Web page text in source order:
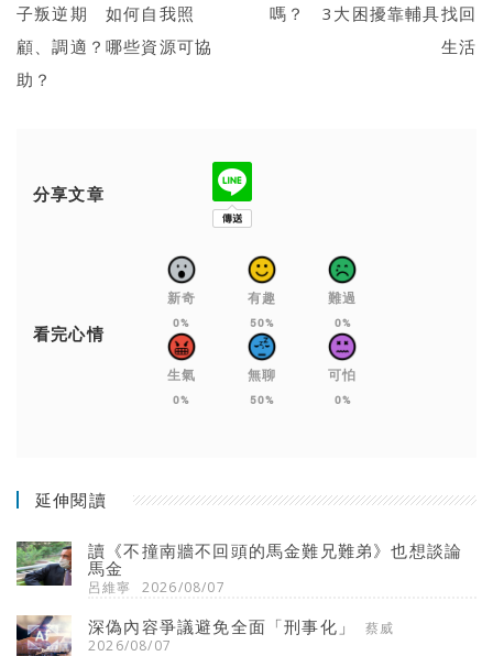
子叛逆期 如何自我照
顧、調適？哪些資源可協
助？
嗎？ 3大困擾靠輔具找回
生活
分享文章
看完心情
新奇
0%
有趣
50%
難過
0%
生氣
0%
無聊
50%
可怕
0%
延伸閱讀
讀《不撞南牆不回頭的馬金難兄難弟》也想談論
馬金
呂維寧 2026/08/07
深偽內容爭議避免全面「刑事化」
蔡威
2026/08/07